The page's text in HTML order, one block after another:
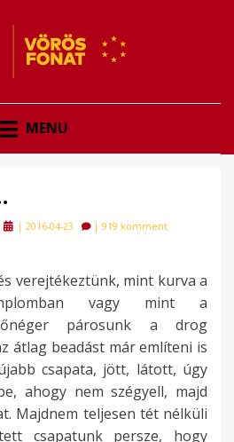
MENU
Posted
| 2016-04-23 | 919 komment
verejtékeztünk, mint kurva a
vagy mint a
párosunk a drog
átlag beadást már említeni is
csapata, jött, látott, úgy
ahogy nem szégyell, majd
Majdnem teljesen tét nélküli
csapatunk persze, hogy